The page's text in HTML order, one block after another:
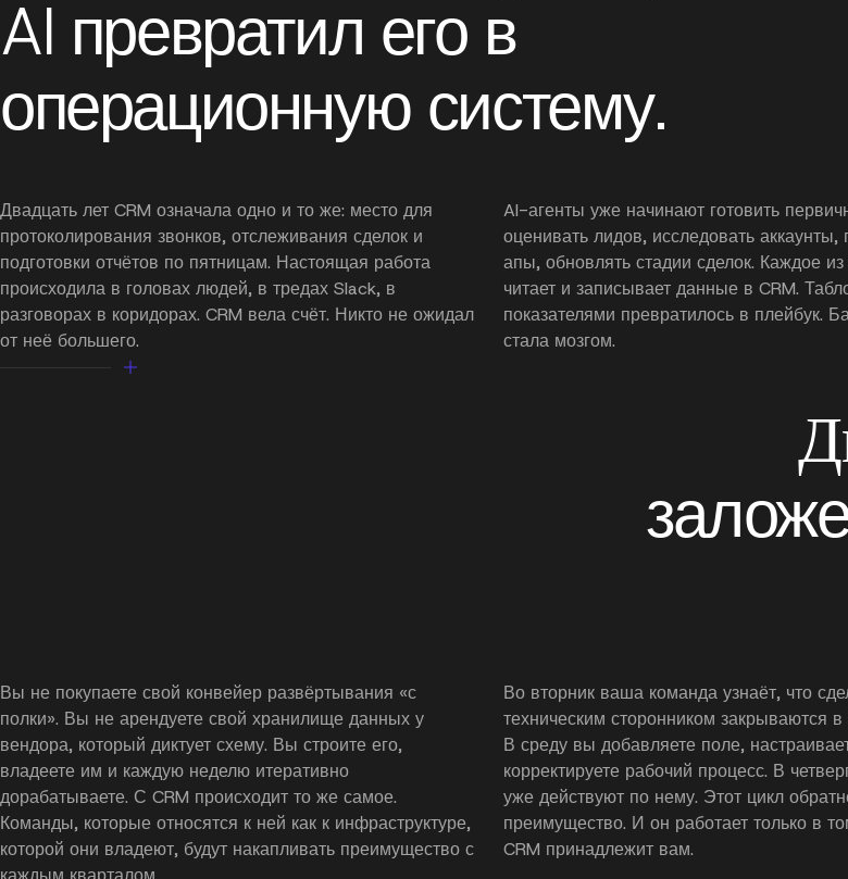
AI превратил его в
операционную систему.
Двадцать лет CRM означала одно и то же: место для
протоколирования звонков, отслеживания сделок и
подготовки отчётов по пятницам. Настоящая работа
происходила в головах людей, в тредах Slack, в
разговорах в коридорах. CRM вела счёт. Никто не ожидал
от неё большего.
AI-агенты уже начинают готовить
оценивать лидов, исследовать
апы, обновлять стадии сделок. Каждое из
читает и записывает данные в CRM.
показателями превратилось в плейбук.
стала мозгом.
Вы не покупаете свой конвейер развёртывания «с
полки». Вы не арендуете свой хранилище данных у
вендора, который диктует схему. Вы строите его,
владеете им и каждую неделю итеративно
дорабатываете. С CRM происходит то же самое.
Команды, которые относятся к ней как к инфраструктуре,
которой они владеют, будут накапливать преимущество с
Во вторник ваша команда узнаёт, что
техническим сторонником закрываются
В среду вы добавляете поле,
корректируете рабочий процесс. В
уже действуют по нему. Этот цикл
преимущество. И он работает только в
CRM принадлежит вам.